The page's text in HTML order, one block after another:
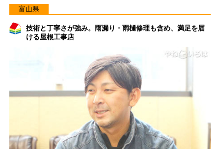
富山県
技術と丁寧さが強み。雨漏り・雨樋修理も含め、満足を届
ける屋根工事店